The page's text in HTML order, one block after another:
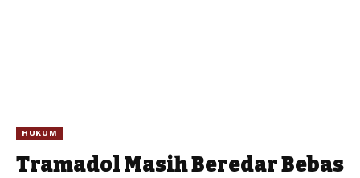
HUKUM
‎Tramadol Masih Beredar Bebas